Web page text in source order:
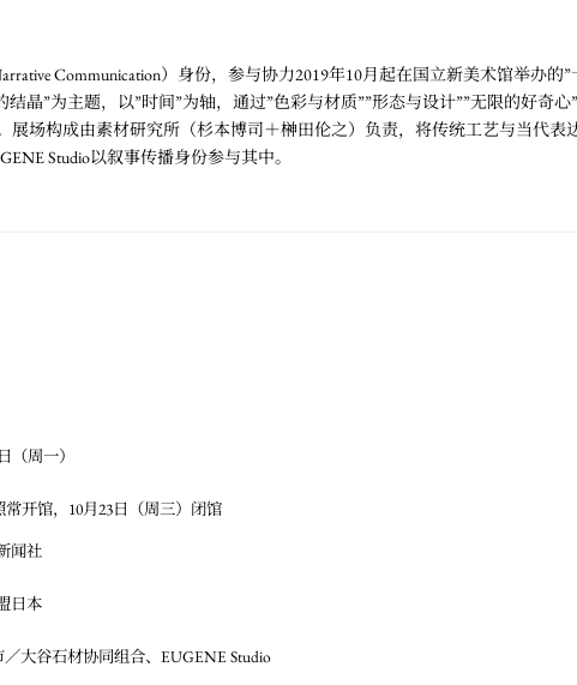
Communication）身份，参与协力2019年10月起在国立新美术馆举办的
晶”为主题，以”时间”为轴，通过”色彩与材质””形态与设计””无限的好奇心
展场构成由素材研究所（杉本博司＋榊田伦之）负责，将传统工艺与当代表
Studio以叙事传播身份参与其中。
（周一）
开馆，10月23日（周三）闭馆
闻社
日本
大谷石材协同组合、EUGENE Studio